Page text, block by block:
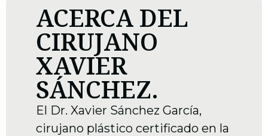
ACERCA DEL
CIRUJANO
XAVIER
SÁNCHEZ.
El Dr. Xavier Sánchez García,
cirujano plástico certificado en la